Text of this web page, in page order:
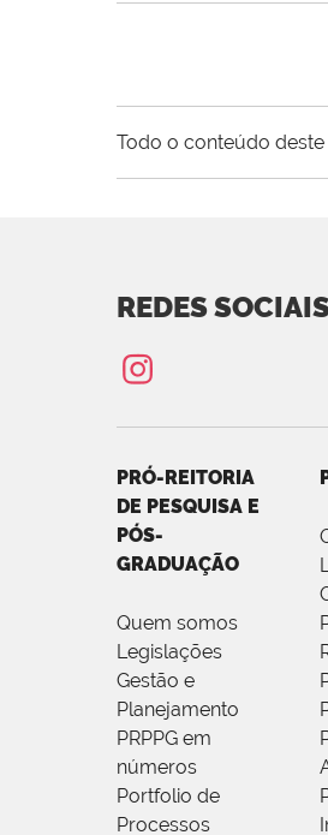
Todo o conteúdo
REDES
PRÓ-REITORIA
DE PESQUISA E
PÓS-
GRADUAÇÃO
Quem somos
Legislações
Gestão e
Planejamento
PRPPG em
números
Portfolio de
Processos